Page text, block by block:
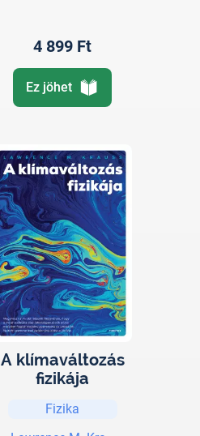
4 899 Ft
Ez jöhet
A klímaváltozás
fizikája
Fizika